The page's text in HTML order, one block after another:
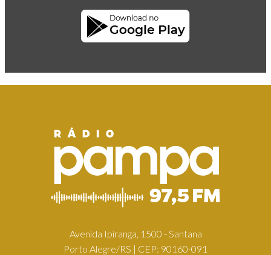
Avenida Ipiranga, 1500 - Santana
Porto Alegre/RS | CEP: 90160-091